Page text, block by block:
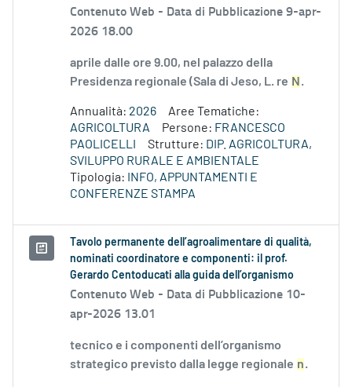
Contenuto Web - Data di Pubblicazione 9-apr-
2026 18.00
aprile dalle ore 9.00, nel palazzo della
Presidenza regionale (Sala di Jeso, L. re N .
Annualità: 2026
Aree Tematiche:
AGRICOLTURA
Persone: FRANCESCO
PAOLICELLI
Strutture: DIP. AGRICOLTURA,
SVILUPPO RURALE E AMBIENTALE
Tipologia:
INFO, APPUNTAMENTI E
CONFERENZE STAMPA
Tavolo permanente dell’agroalimentare di qualità,
nominati coordinatore e componenti: il prof.
Gerardo Centoducati alla guida dell’organismo
Contenuto Web - Data di Pubblicazione 10-
apr-2026 13.01
tecnico e i componenti dell’organismo
strategico previsto dalla legge regionale n.